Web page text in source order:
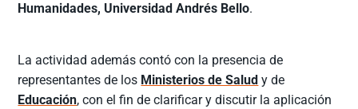
Humanidades, Universidad Andrés Bello.
La actividad además contó con la presencia de
representantes de los Ministerios de Salud y de
Educación, con el fin de clarificar y discutir la aplicación